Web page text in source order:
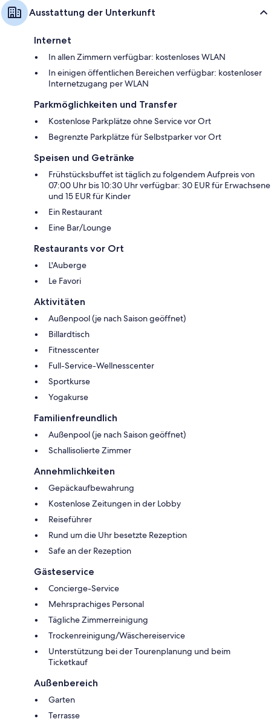
Ausstattung der Unterkunft
Internet
In allen Zimmern verfügbar: kostenloses WLAN
In einigen öffentlichen Bereichen verfügbar: kostenloser
Internetzugang per WLAN
Parkmöglichkeiten und Transfer
Kostenlose Parkplätze ohne Service vor Ort
Begrenzte Parkplätze für Selbstparker vor Ort
Speisen und Getränke
Frühstücksbuffet ist täglich zu folgendem Aufpreis von
07:00 Uhr bis 10:30 Uhr verfügbar: 30 EUR für Erwachsene
und 15 EUR für Kinder
Ein Restaurant
Eine Bar/Lounge
Restaurants vor Ort
L'Auberge
Le Favori
Aktivitäten
Außenpool (je nach Saison geöffnet)
Billardtisch
Fitnesscenter
Full-Service-Wellnesscenter
Sportkurse
Yogakurse
Familienfreundlich
Außenpool (je nach Saison geöffnet)
Schallisolierte Zimmer
Annehmlichkeiten
Gepäckaufbewahrung
Kostenlose Zeitungen in der Lobby
Reiseführer
Rund um die Uhr besetzte Rezeption
Safe an der Rezeption
Gästeservice
Concierge-Service
Mehrsprachiges Personal
Tägliche Zimmerreinigung
Trockenreinigung/Wäschereiservice
Unterstützung bei der Tourenplanung und beim
Ticketkauf
Außenbereich
Garten
Terrasse